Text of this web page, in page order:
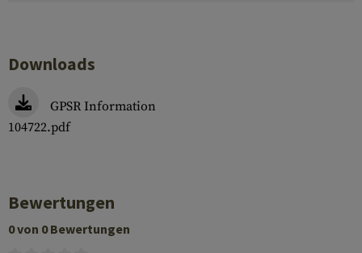
Downloads
GPSR Information
104722.pdf
Bewertungen
0 von 0 Bewertungen